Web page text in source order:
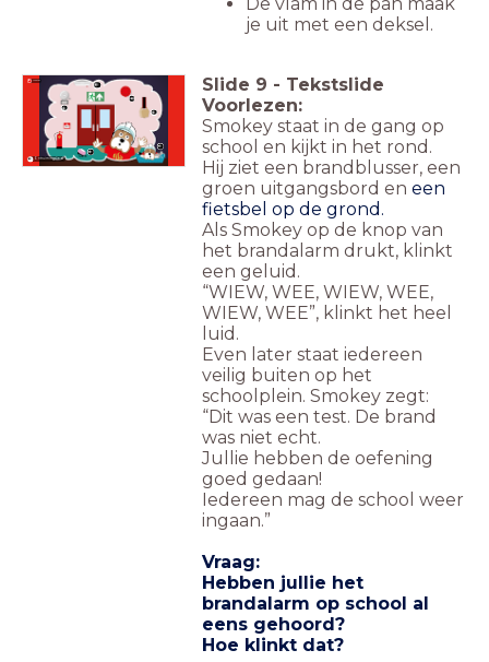
je uit met een deksel.
Ontruimingslied
Luister Slide 9 - Tekstslide
Voorlezen:
Smokey staat in de gang op
school en kijkt in het rond.
Hij ziet een brandblusser, een
groen uitgangsbord en een
fietsbel op de grond.
Als Smokey op de knop van
het brandalarm drukt, klinkt
een geluid.
“WIEW, WEE, WIEW, WEE,
WIEW, WEE”, klinkt het heel
luid.
Even later staat iedereen
veilig buiten op het
schoolplein. Smokey zegt:
“Dit was een test. De brand
was niet echt.
Jullie hebben de oefening
goed gedaan!
Iedereen mag de school weer
ingaan.”
Vraag:
Hebben jullie het
brandalarm op school al
eens gehoord?
Hoe klinkt dat?